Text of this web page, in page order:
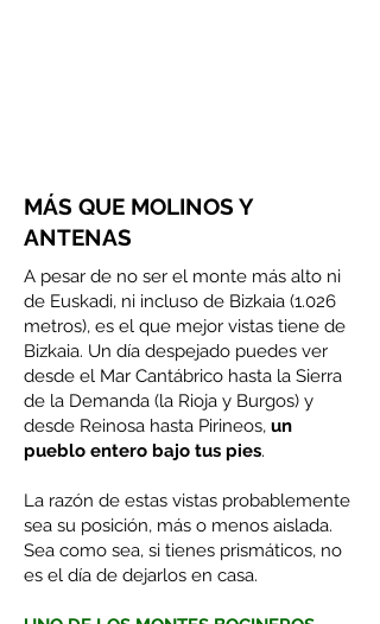
MÁS QUE MOLINOS Y
ANTENAS
A pesar de no ser el monte más alto ni
de Euskadi, ni incluso de Bizkaia (1.026
metros), es el que mejor vistas tiene de
Bizkaia. Un día despejado puedes ver
desde el Mar Cantábrico hasta la Sierra
de la Demanda (la Rioja y Burgos) y
desde Reinosa hasta Pirineos, un
pueblo entero bajo tus pies.
La razón de estas vistas probablemente
sea su posición, más o menos aislada.
Sea como sea, si tienes prismáticos, no
es el día de dejarlos en casa.